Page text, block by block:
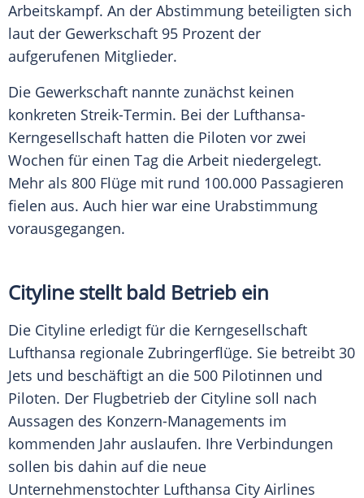
Arbeitskampf. An der Abstimmung beteiligten sich
laut der Gewerkschaft 95 Prozent der
aufgerufenen Mitglieder.
Die Gewerkschaft nannte zunächst keinen
konkreten Streik-Termin. Bei der Lufthansa-
Kerngesellschaft hatten die Piloten vor zwei
Wochen für einen Tag die Arbeit niedergelegt.
Mehr als 800 Flüge mit rund 100.000 Passagieren
fielen aus. Auch hier war eine Urabstimmung
vorausgegangen.
Cityline stellt bald Betrieb ein
Die Cityline erledigt für die Kerngesellschaft
Lufthansa regionale Zubringerflüge. Sie betreibt 30
Jets und beschäftigt an die 500 Pilotinnen und
Piloten. Der Flugbetrieb der Cityline soll nach
Aussagen des Konzern-Managements im
kommenden Jahr auslaufen. Ihre Verbindungen
sollen bis dahin auf die neue
Unternehmenstochter Lufthansa City Airlines